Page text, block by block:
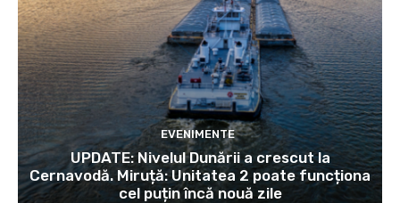
EVENIMENTE
UPDATE: Nivelul Dunării a crescut la
Cernavodă. Miruță: Unitatea 2 poate funcționa
cel puțin încă nouă zile